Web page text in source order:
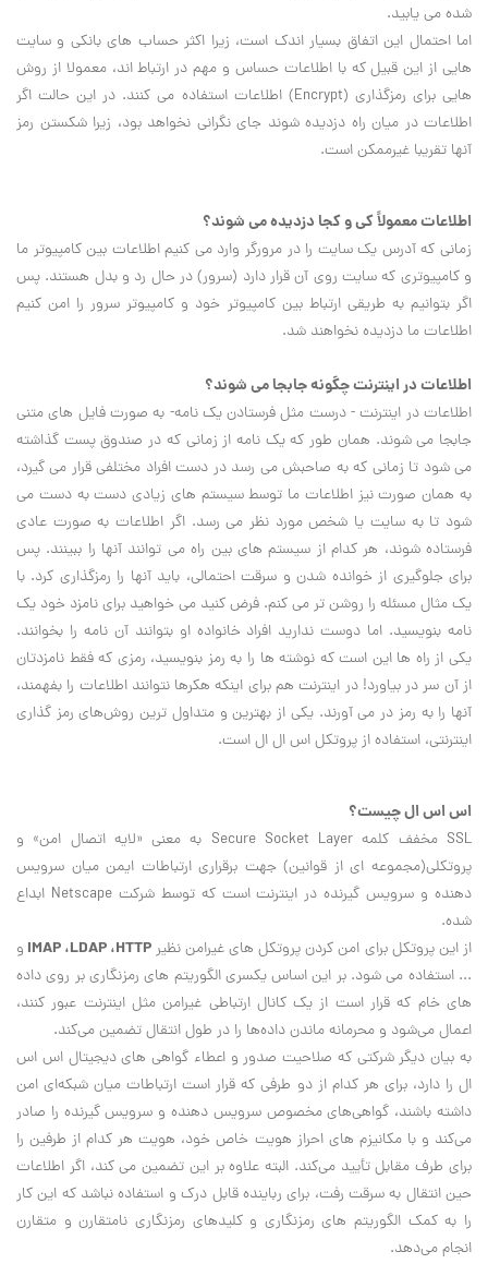
شده مي يابيد.
اما احتمال اين اتفاق بسيار اندک است، زيرا اکثر حساب هاي بانکي و سايت
هايي از اين قبيل که با اطلاعات حساس و مهم در ارتباط اند، معمولا از روش
هايي براي رمزگذاري (Encrypt) اطلاعات استفاده مي کنند. در اين حالت اگر
اطلاعات در ميان راه دزديده شوند جاي نگراني نخواهد بود، زيرا شکستن رمز
آنها تقريبا غيرممکن است.
اطلاعات معمولاً کي و کجا دزديده مي شوند؟
زماني که آدرس يک سايت را در مرورگر وارد مي کنيم اطلاعات بين کامپيوتر ما
و کامپيوتري که سايت روي آن قرار دارد (سرور) در حال رد و بدل هستند. پس
اگر بتوانيم به طريقي ارتباط بين کامپيوتر خود و کامپيوتر سرور را امن کنيم
اطلاعات ما دزديده نخواهند شد.
اطلاعات در اينترنت چگونه جابجا مي شوند؟
اطلاعات در اينترنت - درست مثل فرستادن يک نامه- به صورت فايل هاي متني
جابجا مي شوند. همان طور که يک نامه از زماني که در صندوق پست گذاشته
مي شود تا زماني که به صاحبش مي رسد در دست افراد مختلفي قرار مي گيرد،
به همان صورت نيز اطلاعات ما توسط سيستم هاي زيادي دست به دست مي
شود تا به سايت يا شخص مورد نظر مي رسد. اگر اطلاعات به صورت عادي
فرستاده شوند، هر کدام از سيستم هاي بين راه مي توانند آنها را ببينند. پس
براي جلوگيري از خوانده شدن و سرقت احتمالي، بايد آنها را رمزگذاري کرد. با
يک مثال مسئله را روشن تر مي کنم. فرض کنيد مي خواهيد براي نامزد خود يک
نامه بنويسيد. اما دوست نداريد افراد خانواده او بتوانند آن نامه را بخوانند.
يکي از راه ها اين است که نوشته ها را به رمز بنويسيد، رمزي که فقط نامزدتان
از آن سر در بياورد! در اينترنت هم براي اينکه هکرها نتوانند اطلاعات را بفهمند،
آنها را به رمز در مي آورند. يکي از بهترين و متداول ترين روش‌هاي رمز گذاري
اينترنتي، استفاده از پروتکل اس ال ال است.
اس اس ال چيست؟
SSL مخفف کلمه Secure Socket Layer به معني «لايه اتصال امن» و
پروتکلی(مجموعه اي از قوانين) جهت برقراري ارتباطات ايمن ميان سرويس
دهنده و سرويس گيرنده در اينترنت است که توسط شرکتNetscape ابداع
شده.
از اين پروتکل براي امن کردن پروتکل های غيرامن نظيرHTTP،LDAP،IMAP و
... استفاده مي شود. بر اين اساس يکسري الگوريتم هاي رمزنگاري بر روي داده
هاي خام که قرار است از يک کانال ارتباطي غيرامن مثل اينترنت عبور کنند،
اعمال مي‌شود و محرمانه ماندن داده‌ها را در طول انتقال تضمين مي‌کند.
به بيان ديگر شرکتي که صلاحيت صدور و اعطاء گواهي هاي ديجيتال اس اس
ال را دارد، براي هر کدام از دو طرفي که قرار است ارتباطات ميان شبکه‌اي امن
داشته باشند، گواهي‌هاي مخصوص سرويس دهنده و سرويس گيرنده را صادر
مي‌کند و با مکانيزم هاي احراز هويت خاص خود، هويت هر کدام از طرفين را
براي طرف مقابل تأييد مي‌کند. البته علاوه بر اين تضمين مي کند، اگر اطلاعات
حين انتقال به سرقت رفت، براي رباينده قابل درک و استفاده نباشد که اين کار
را به کمک الگوريتم هاي رمزنگاري و کليدهاي رمزنگاري نامتقارن و متقارن
انجام مي‌دهد.